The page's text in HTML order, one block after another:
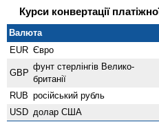
Курси конвертації
Валюта
EUR Євро
GBP
фунт стерлінгів Велико­
британії
RUB російський рубль
USD долар США